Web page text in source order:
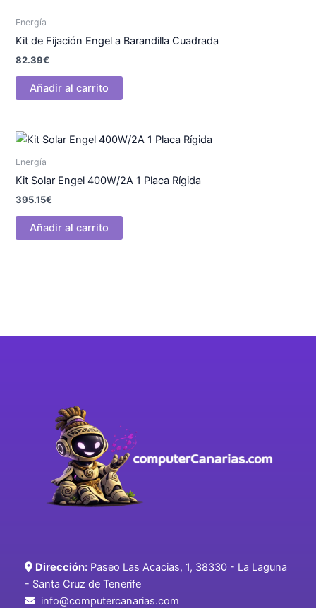
Energía
Kit de Fijación Engel a Barandilla Cuadrada
82.39€
Añadir al carrito
Energía
Kit Solar Engel 400W/2A 1 Placa Rígida
395.15€
Añadir al carrito
Dirección: Paseo Las Acacias, 1, 38330 - La Laguna
- Santa Cruz de Tenerife
info@computercanarias.com